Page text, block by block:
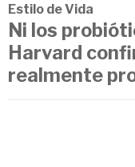
Estilo de Vida
Ni los
Harvard
realmente